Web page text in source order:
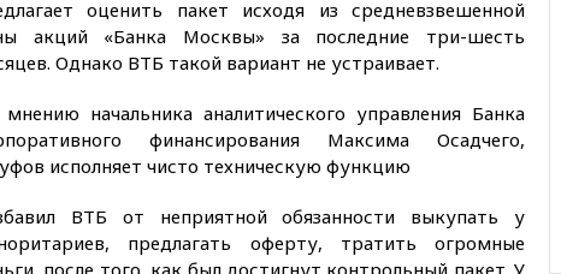
оценить пакет исходя из средневзвешенной
акций «Банка Москвы» за последние три-шесть
Однако ВТБ такой вариант не устраивает.
начальника аналитического управления Банка
финансирования Максима Осадчего,
исполняет чисто техническую функцию
ВТБ от неприятной обязанности выкупать у
предлагать оферту, тратить огромные
после того, как был достигнут контрольный пакет. У